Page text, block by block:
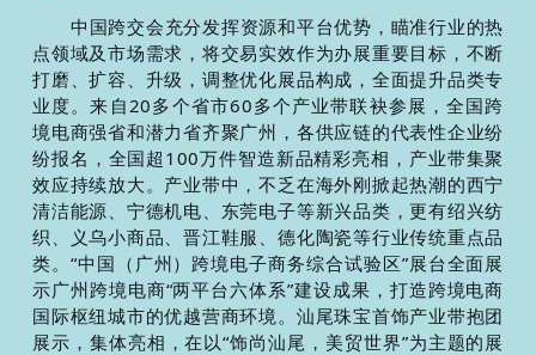
中国跨交会充分发挥资源和平台优势，瞄准行业的热
点领域及市场需求，将交易实效作为办展重要目标，不断
打磨、扩容、升级，调整优化展品构成，全面提升品类专
业度。来自20多个省市60多个产业带联袂参展，全国跨
境电商强省和潜力省齐聚广州，各供应链的代表性企业纷
纷报名，全国超100万件智造新品精彩亮相，产业带集聚
效应持续放大。产业带中，不乏在海外刚掀起热潮的西宁
清洁能源、宁德机电、东莞电子等新兴品类，更有绍兴纺
织、义乌小商品、晋江鞋服、德化陶瓷等行业传统重点品
类。“中国（广州）跨境电子商务综合试验区”展台全面展
示广州跨境电商“两平台六体系”建设成果，打造跨境电商
国际枢纽城市的优越营商环境。汕尾珠宝首饰产业带抱团
展示，集体亮相，在以“饰尚汕尾，美贸世界”为主题的展